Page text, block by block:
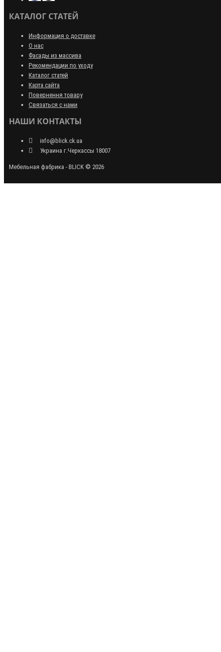
КАТАЛОГ СТАТЕЙ
Информация о доставке
О нас
Фасады из массива
Рекомендации по уходу
Каталог статей
Карта сайта
Повернення товару
Связаться с нами
НАШИ КОНТАКТЫ
info@blick.ck.ua
Украина г.Черкассы 18007
Мебельная фабрика - BLICK © 2026